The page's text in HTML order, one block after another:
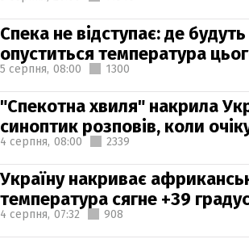
Спека не відступає: де
опуститься температура
5 серпня, 08:00 1300
"Спекотна хвиля" накрила
синоптик розповів, коли
4 серпня, 08:00 2339
Україну накриває
температура сягне +39
4 серпня, 07:32 908